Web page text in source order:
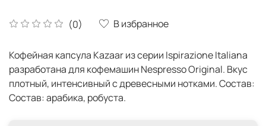
(0) В избранное
Кофейная капсула Kazaar из серии Ispirazione Italiana
разработана для кофемашин Nespresso Original. Вкус
плотный, интенсивный с древесными нотками. Состав:
Состав: арабика, робуста.